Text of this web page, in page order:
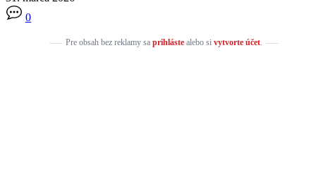
0
Pre obsah bez reklamy sa prihlástealebo si vytvorte účet.